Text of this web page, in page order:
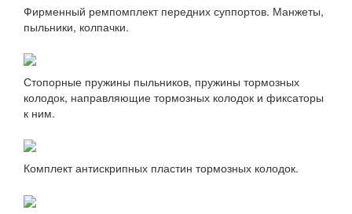
Фирменный ремпомплект передних суппортов. Манжеты,
пыльники, колпачки.
Стопорные пружины пыльников, пружины тормозных
колодок, направляющие тормозных колодок и фиксаторы
к ним.
Комплект антискрипных пластин тормозных колодок.